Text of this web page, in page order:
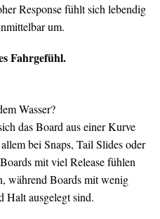
Response fühlt sich lebendig
um.
Fahrgefühl.
Wasser?
das Board aus einer Kurve
bei Snaps, Tail Slides oder
mit viel Release fühlen
während Boards mit wenig
Halt ausgelegt sind.